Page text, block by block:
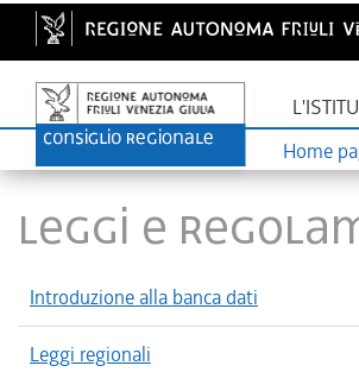
Home
LEGGI E
Introduzione alla banca dati
Leggi regionali